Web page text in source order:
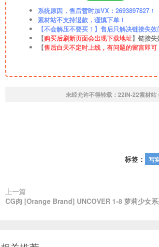
系统原因，售后暂时加VX：2693897827 ！
素材站不支持退款，谨慎下单！
【不会解压不要买！】售后只解决链接失
【购买后刷新页面会出现下载地址】链接
【售后白天不定时上线，有问题的留言即
未经允许不得转载： 22IN-22素材站
标签： 写
上一篇
CG肉 [Orange Brand] UNCOVER 1-8 萝莉少女